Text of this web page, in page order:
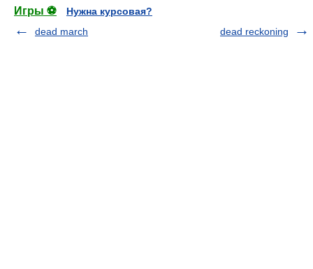
Игры ⚽
Нужна курсовая?
dead march
dead reckoning